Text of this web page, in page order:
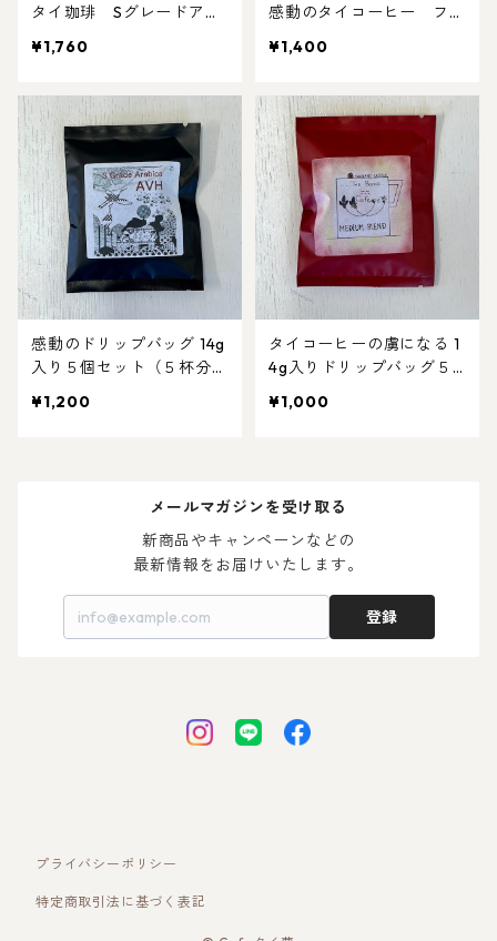
タイ珈琲 Sグレードアラ
プロセス 2袋(100g入×2
¥1,760
感動のタイコーヒー ファ
0g(100g入×2袋)
¥1,400
感動のドリップバッグ 14g
入り５個セット（５杯分）
ルシティロースト
¥1,200
タイコーヒーの虜になる 1
4g入りドリップバッグ５
ィアムブレンド』
¥1,000
メールマガジンを受け取る
新商品やキャンペーンなどの
最新情報をお届けいたします。
登録
プライバシーポリシー
特定商取引法に基づく表記